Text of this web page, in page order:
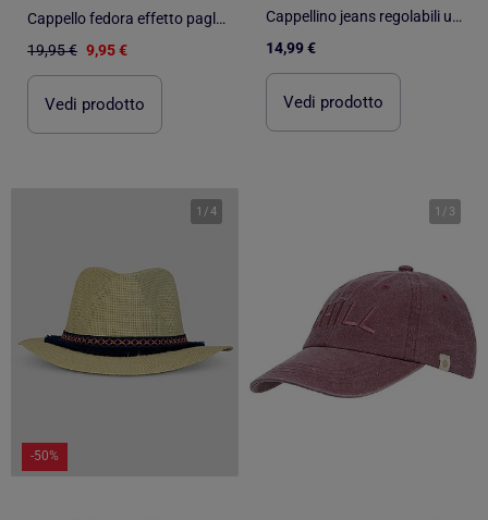
Cappello fedora effetto paglia Kebello
19,95 € 9,95 €
Vedi prodotto
Cappellino jeans regolabili unisex adulto Isotoner
14,99 €
Vedi prodotto
1 /4
-50%
1 / 3